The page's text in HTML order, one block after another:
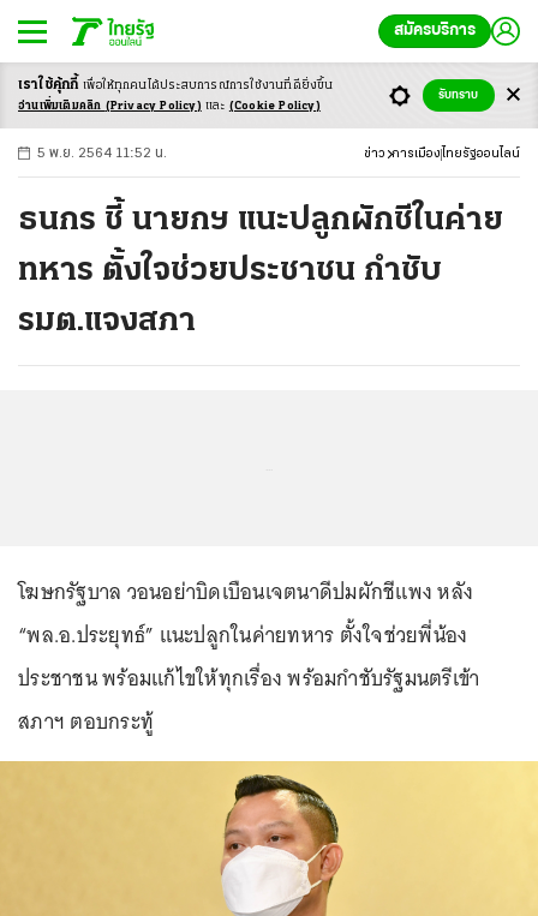
สมัครบริการ
-ก ก ก+
5 พ.ย. 2564 11:52 น. ข่าว การเมือง ไทยรัฐออนไลน์
ธนกร ชี้ นายกฯ แนะปลูกผักชีในค่าย
ทหาร ตั้งใจช่วยประชาชน กำชับ
รมต.แจงสภา
โฆษกรัฐบาล วอนอย่าบิดเบือนเจตนาดีปมผักชีแพง หลัง
“พล.อ.ประยุทธ์” แนะปลูกในค่ายทหาร ตั้งใจช่วยพี่น้อง
ประชาชน พร้อมแก้ไขให้ทุกเรื่อง พร้อมกำชับรัฐมนตรีเข้า
สภาฯ ตอบกระทู้
เราใช้คุ้กกี้ เพื่อให้ทุกคนได้ประสบการณ์การใช้งานที่ดียิ่งขึ้น
อ่านเพิ่มเติมคลิก (Privacy Policy) และ (Cookie Policy)
รับทราบ